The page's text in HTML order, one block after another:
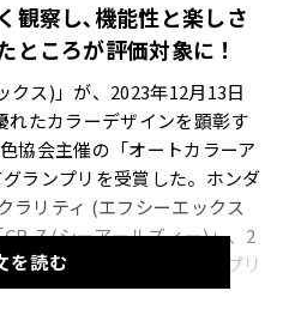
観察し､機能性と楽しさ
ところが評価対象に！
ス)」が、2023年12月13日
たカラーデザインを顕彰す
協会主催の「オートカラーア
ランプリを受賞した。ホンダ
ラリティ (エフシーエックス
Z (シーアールズィー)」、2
に続く、4度目のグランプリ
を読む